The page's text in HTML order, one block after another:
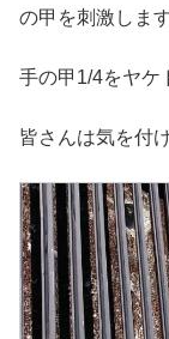
の甲を刺激しま
手の甲1/4をヤケ
皆さんは気を付